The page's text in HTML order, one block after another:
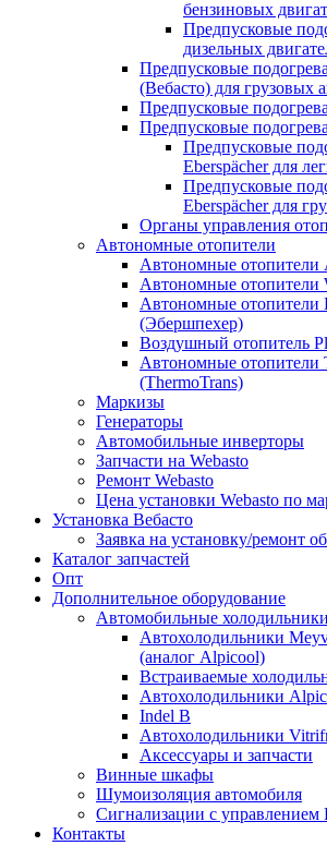
бензиновых
Предпусковые
дизельных
Предпусковые
(Вебасто) для грузовых
Предпусковые
Предпусковые
Предпусковые
Eberspächer для
Предпусковые
Eberspächer для
Органы управления
Автономные отопители
Автономные отопители
Автономные отопители
Автономные отопители
(Эбершпехер)
Воздушный отопитель
Автономные отопители
(ThermoTrans)
Маркизы
Генераторы
Автомобильные инверторы
Запчасти на Webasto
Ремонт Webasto
Цена установки Webasto по
Установка Вебасто
Заявка на установку/ремонт
Каталог запчастей
Опт
Дополнительное оборудование
Автомобильные холодильники
Автохолодильники
(аналог Alpicool)
Встраиваемые
Автохолодильники
Indel B
Автохолодильники
Аксессуары и запчасти
Винные шкафы
Шумоизоляция автомобиля
Сигнализации с управлением
Контакты